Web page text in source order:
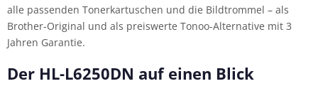
alle passenden Tonerkartuschen und die Bildtrommel – als
Brother-Original und als preiswerte Tonoo-Alternative mit 3
Jahren Garantie.
Der HL-L6250DN auf einen Blick